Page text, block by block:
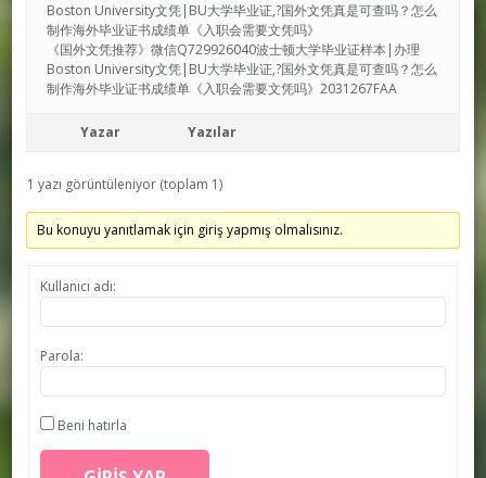
Boston University文凭|BU大学毕业证,?国外文凭真是可查吗？怎么
制作海外毕业证书成绩单《入职会需要文凭吗》
《国外文凭推荐》微信Q729926040波士顿大学毕业证样本|办理
Boston University文凭|BU大学毕业证,?国外文凭真是可查吗？怎么
制作海外毕业证书成绩单《入职会需要文凭吗》2031267FAA
Yazar Yazılar
1 yazı görüntüleniyor (toplam 1)
Bu konuyu yanıtlamak için giriş yapmış olmalısınız.
Kullanıcı adı:
Parola:
Beni hatırla